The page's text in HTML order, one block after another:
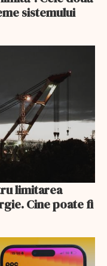
sistemului
limitarea
Cine poate fi